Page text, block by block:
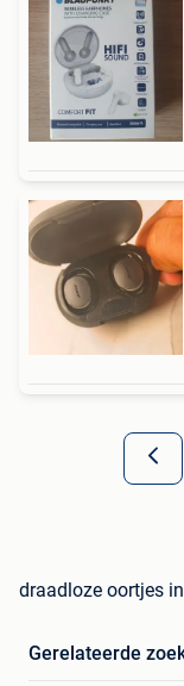
draadloze oortjes
Gerelateerde